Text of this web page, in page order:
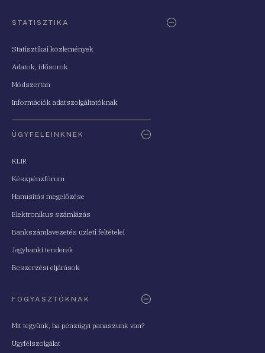
STATISZTIKA
Statisztikai közlemények
Adatok, idősorok
Módszertan
Információk adatszolgáltatóknak
ÜGYFELEINKNEK
KLIR
Készpénzfórum
Hamisítás megelőzése
Elektronikus számlázás
Bankszámlavezetés üzleti feltételei
Jegybanki tenderek
Beszerzési eljárások
FOGYASZTÓKNAK
Mit tegyünk, ha pénzügyi panaszunk van?
Ügyfélszolgálat